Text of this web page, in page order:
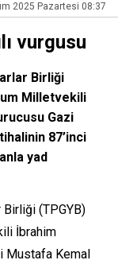
2025 Pazartesi 08:37
vurgusu
Birliği
Milletvekili
Gazi
87’inci
yad
(TPGYB)
İbrahim
Mustafa Kemal